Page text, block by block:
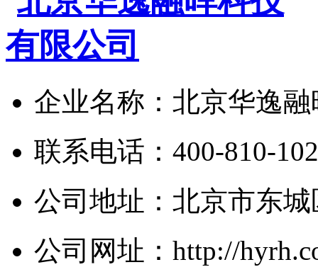
企业名称：北京华逸
联系电话：400-810-
公司地址：北京市东
公司网址：http://